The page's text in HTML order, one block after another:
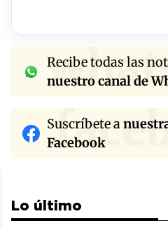
Recibe todas las
nuestro canal de
Suscríbete a
Facebook
Lo último